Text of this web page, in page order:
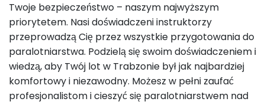
Twoje bezpieczeństwo – naszym najwyższym
priorytetem. Nasi doświadczeni instruktorzy
przeprowadzą Cię przez wszystkie przygotowania do
paralotniarstwa. Podzielą się swoim doświadczeniem i
wiedzą, aby Twój lot w Trabzonie był jak najbardziej
komfortowy i niezawodny. Możesz w pełni zaufać
profesjonalistom i cieszyć się paralotniarstwem nad